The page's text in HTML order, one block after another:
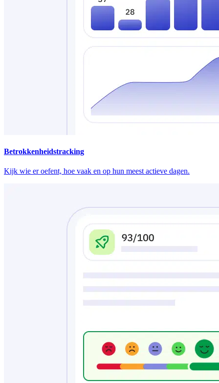
Betrokkenheidstracking
Kijk wie er oefent, hoe vaak en op hun meest actieve dagen.